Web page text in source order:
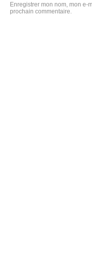
Enregistrer mon nom, mon e-
prochain commentaire.